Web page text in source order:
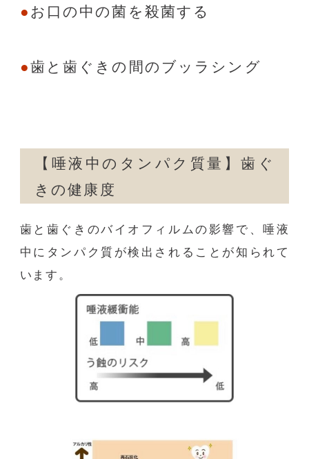
お口の中の菌を殺菌する
歯と歯ぐきの間のブッラシング
【唾液中のタンパク質量】歯ぐ
きの健康度
歯と歯ぐきのバイオフィルムの影響で、唾液
中にタンパク質が検出されることが知られて
います。